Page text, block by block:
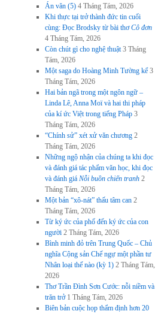
Án văn (5) 4 Tháng Tám, 2026
Khi thực tại trở thành đức tin cuối
cùng: Đọc Brodsky từ bài thơCô đơn
4 Tháng Tám, 2026
Còn chút gì cho nghệ thuật 3 Tháng
Tám, 2026
Một saga do Hoàng Minh Tường kể 3
Tháng Tám, 2026
Hai bản ngã trong một ngôn ngữ –
Linda Lê, Anna Moï và hai thi pháp
của kí ức Việt trong tiếng Pháp 3
Tháng Tám, 2026
“Chính sử” xét xử văn chương 2
Tháng Tám, 2026
Những ngộ nhận của chúng ta khi đọc
và đánh giá tác phẩm văn học, khi đọc
và đánh giá Nỗi buồn chiến tranh 2
Tháng Tám, 2026
Một bản “xô-nát” thấu tâm can 2
Tháng Tám, 2026
Từ ký ức của phố đến ký ức của con
người 2 Tháng Tám, 2026
Bình minh đỏ trên Trung Quốc – Chủ
nghĩa Cộng sản Chế ngự một phần tư
Nhân loại thế nào (kỳ 1) 2 Tháng Tám,
2026
Thơ Trần Đình Sơn Cước: nỗi niềm và
trăn trở 1 Tháng Tám, 2026
Biên bản cuộc họp thẩm định hơn 20